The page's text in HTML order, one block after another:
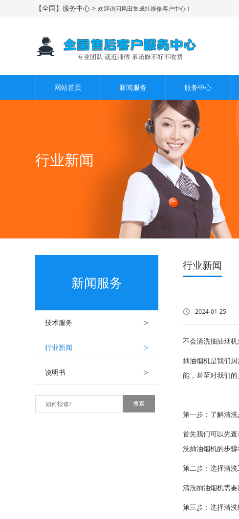
【全国】服务中心 > 欢迎访问风田集成灶维修客户中心！
网站首页 新闻服务 服务中心
行业新闻
新闻服务
技术服务 >
行业新闻 >
说明书 >
行业新闻
2024-01-25
不会清洗抽油烟
抽油烟机是我们
能，甚至对我们
第一步：了解清洗
首先我们可以先
洗抽油烟机的步
第二步：选择清洗
清洗抽油烟机需
第三步：选择清洗